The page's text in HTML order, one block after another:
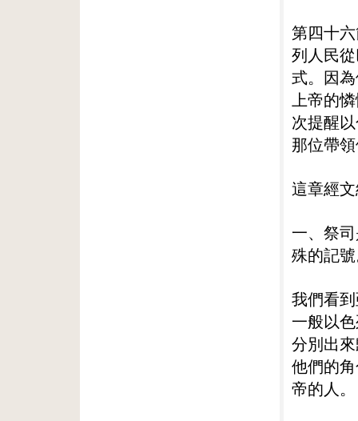
第四十
列人民
式。因
上帝的
次提醒
那位帶
這章經
一、祭
殊的記
我們看
一般以
分別出
他們的
帝的人。